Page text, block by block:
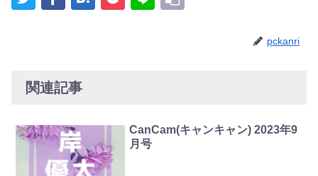
pckanri
関連記事
CanCam(キャンキャン) 2023年9
月号